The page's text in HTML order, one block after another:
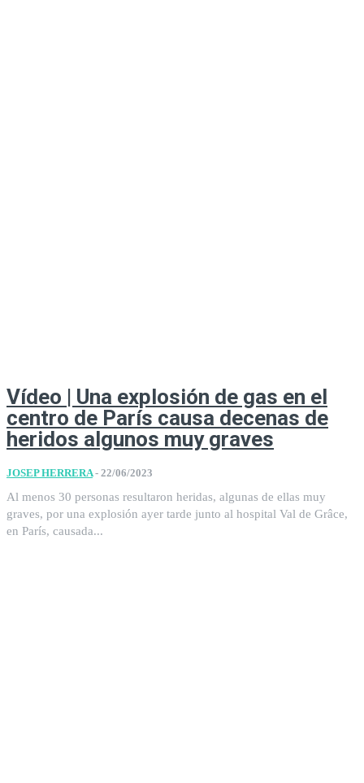
Vídeo | Una explosión de gas en el
centro de París causa decenas de
heridos algunos muy graves
JOSEP HERRERA - 22/06/2023
Al menos 30 personas resultaron heridas, algunas de ellas muy
graves, por una explosión ayer tarde junto al hospital Val de Grâce,
en París, causada...